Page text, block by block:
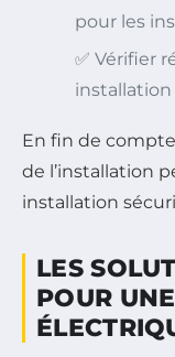
pour les
✅ Vérifier
En fin de
de l’installation
installation
LES
POUR